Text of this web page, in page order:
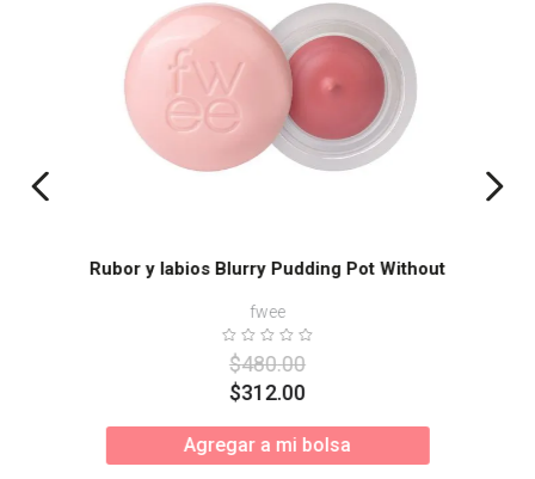
Rubor y labios Blurry Pudding Pot Without
fwee
$480.00
$312.00
Agregar a mi bolsa